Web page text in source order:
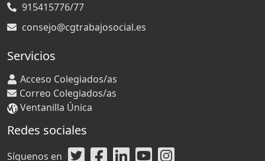
915415776/77
consejo@cgtrabajosocial.es
Servicios
Acceso Colegiados/as
Correo Colegiados/as
Ventanilla Única
Redes sociales
Síguenos en